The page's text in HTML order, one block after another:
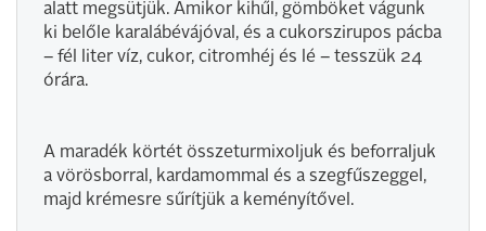
alatt megsütjük. Amikor kihűl, gömböket vágunk
ki belőle karalábévájóval, és a cukorszirupos pácba
– fél liter víz, cukor, citromhéj és lé – tesszük 24
órára.
A maradék körtét összeturmixoljuk és beforraljuk
a vörösborral, kardamommal és a szegfűszeggel,
majd krémesre sűrítjük a keményítővel.